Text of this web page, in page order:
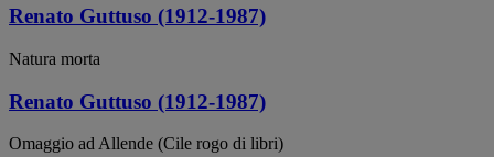
Renato Guttuso (1912-1987)
Natura morta
Renato Guttuso (1912-1987)
Omaggio ad Allende (Cile rogo di libri)